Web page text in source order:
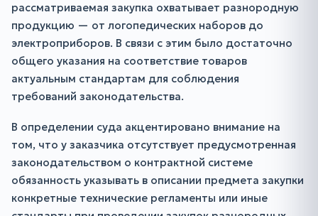
рассматриваемая закупка охватывает разнородную
продукцию — от логопедических наборов до
электроприборов. В связи с этим было достаточно
общего указания на соответствие товаров
актуальным стандартам для соблюдения
требований законодательства.
В определении суда акцентировано внимание на
том, что у заказчика отсутствует предусмотренная
законодательством о контрактной системе
обязанность указывать в описании предмета закупки
конкретные технические регламенты или иные